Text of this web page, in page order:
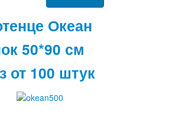
Океан
50*90 см
от 100 штук